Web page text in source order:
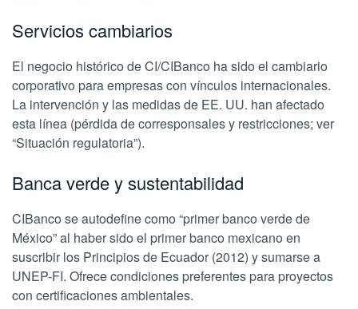
Servicios cambiarios
El negocio histórico de CI/CIBanco ha sido el cambiario
corporativo para empresas con vínculos internacionales.
La intervención y las medidas de EE. UU. han afectado
esta línea (pérdida de corresponsales y restricciones; ver
“Situación regulatoria”).
Banca verde y sustentabilidad
CIBanco se autodefine como “primer banco verde de
México” al haber sido el primer banco mexicano en
suscribir los Principios de Ecuador (2012) y sumarse a
UNEP-FI. Ofrece condiciones preferentes para proyectos
con certificaciones ambientales.